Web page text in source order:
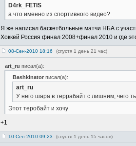
D4rk_FETIS
а что именно из спортивного видео?
Я же написал баскетбольные матчи НБА с
Хоккей Россия финал 2008+финал 2010 и где
08-Сен-2010 18:16 (спустя 1 день 21 час)
art_ru писал(а):
Bashkinatorписал(а):
art_ru
У него шара в террабайт с лишним, чего
Этот теробайт и хочу
+1
10-Сен-2010 09:23 (спустя 1 день 15 часов)